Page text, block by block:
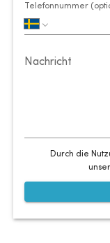
Telefonnummer
Nachricht
Durch die